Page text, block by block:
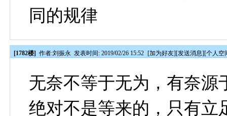
同的规律
[1782楼] 作者:刘振永 发表时间: 2019/02/26 15:52 [加为好友][发送消息][个人空
无奈不等于无为，有奈源
绝对不是等来的，只有立